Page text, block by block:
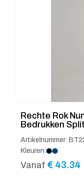
Rechte Rok
Bedrukken
Artikelnummer:
Kleuren:
Vanaf € 43.34